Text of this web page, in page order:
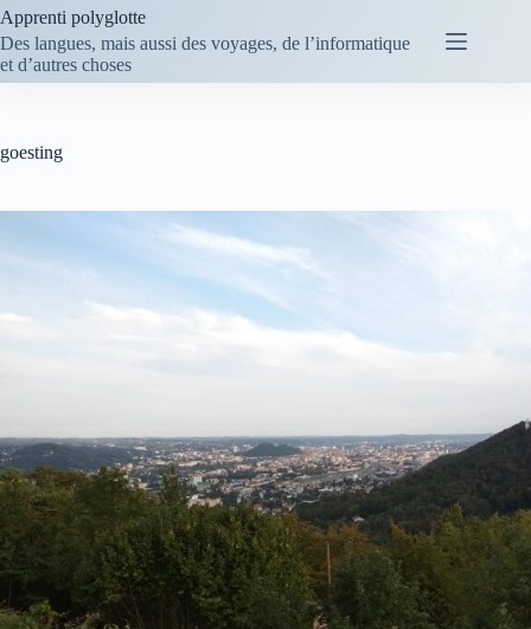
Passer
au
contenu
Apprenti polyglotte
Des langues, mais aussi des voyages, de l’informatique
et d’autres choses
goesting